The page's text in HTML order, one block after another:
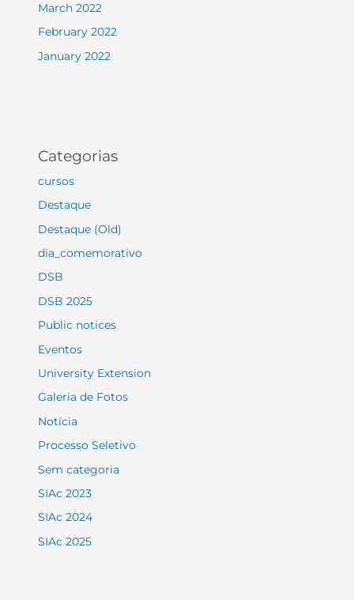
March 2022
February 2022
January 2022
Categorias
cursos
Destaque
Destaque (Old)
dia_comemorativo
DSB
DSB 2025
Public notices
Eventos
University Extension
Galeria de Fotos
Notícia
Processo Seletivo
Sem categoria
SIAc 2023
SIAc 2024
SIAc 2025